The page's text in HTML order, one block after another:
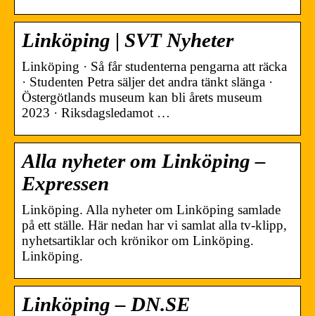
Linköping | SVT Nyheter
Linköping · Så får studenterna pengarna att räcka
· Studenten Petra säljer det andra tänkt slänga ·
Östergötlands museum kan bli årets museum
2023 · Riksdagsledamot …
Alla nyheter om Linköping –
Expressen
Linköping. Alla nyheter om Linköping samlade
på ett ställe. Här nedan har vi samlat alla tv-klipp,
nyhetsartiklar och krönikor om Linköping.
Linköping.
Linköping – DN.SE